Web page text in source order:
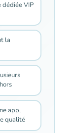
dédiée VIP
la
app,
qualité